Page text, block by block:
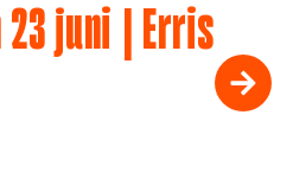
23 juni | Erris